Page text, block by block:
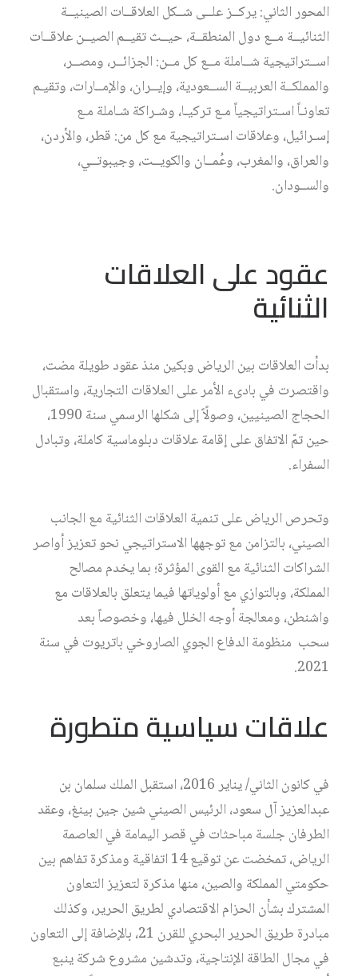
المحور الثاني: يركــز علــى شــكل العلاقــات الصينيــة
الثنائيــة مــع دول المنطقــة، حيــث تقيــم الصيــن علاقــات
اســتراتيجية شــاملة مــع كل مــن: الجزائــر، ومصــر،
والمملكــة العربيــة الســعودية، وإيــران، والإمــارات، وتقيـم
تعاونـاً اسـتراتيجياً مـع تركيـا، وشـراكة شـاملة مـع
إسـرائيل، وعلاقات اسـتراتيجية مع كل من: قطر، والأردن،
والعراق، والمغرب، وعُمــان والكويــت، وجيبوتــي،
والســودان.
عقود على العلاقات
الثنائية
بدأت العلاقات بين الرياض وبكين منذ عقود طويلة مضت،
واقتصرت في بادىء الأمر على العلاقات التجارية، واستقبال
الحجاج الصينيين، وصولًاً إلى شكلها الرسمي سنة 1990،
حين تمّ الاتفاق على إقامة علاقات دبلوماسية كاملة، وتبادل
السفراء.
وتحرص الرياض على تنمية العلاقات الثنائية مع الجانب
الصيني، بالتزامن مع توجهها الاستراتيجي نحو تعزيز أواصر
الشراكات الثنائية مع القوى المؤثرة؛ بما يخدم مصالح
المملكة، وبالتوازي مع أولوياتها فيما يتعلق بالعلاقات مع
واشنطن، ومعالجة أوجه الخلل فيها، وخصوصاً بعد
سحب منظومة الدفاع الجوي الصاروخي باتريوت في سنة
2021.
علاقات سياسية متطورة
في كانون الثاني/ يناير 2016، استقبل الملك سلمان بن
عبدالعزيز آل سعود، الرئيس الصيني شين جين بينغ، وعقد
الطرفان جلسة مباحثات في قصر اليمامة في العاصمة
الرياض، تمخضت عن توقيع 14 اتفاقية ومذكرة تفاهم بين
حكومتي المملكة والصين، منها مذكرة لتعزيز التعاون
المشترك بشأن الحزام الاقتصادي لطريق الحرير، وكذلك
مبادرة طريق الحرير البحري للقرن 21، بالإضافة إلى التعاون
في مجال الطاقة الإنتاجية، وتدشين مشروع شركة ينبع